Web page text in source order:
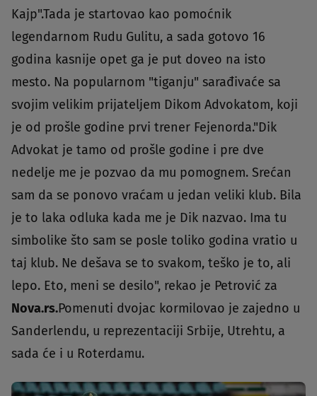
Kajp".Tada je startovao kao pomoćnik
legendarnom Rudu Gulitu, a sada gotovo 16
godina kasnije opet ga je put doveo na isto
mesto. Na popularnom "tiganju" sarađivaće sa
svojim velikim prijateljem Dikom Advokatom, koji
je od prošle godine prvi trener Fejenorda."Dik
Advokat je tamo od prošle godine i pre dve
nedelje me je pozvao da mu pomognem. Srećan
sam da se ponovo vraćam u jedan veliki klub. Bila
je to laka odluka kada me je Dik nazvao. Ima tu
simbolike što sam se posle toliko godina vratio u
taj klub. Ne dešava se to svakom, teško je to, ali
lepo. Eto, meni se desilo", rekao je Petrović za
Nova.rs.Pomenuti dvojac kormilovao je zajedno u
Sanderlendu, u reprezentaciji Srbije, Utrehtu, a
sada će i u Roterdamu.